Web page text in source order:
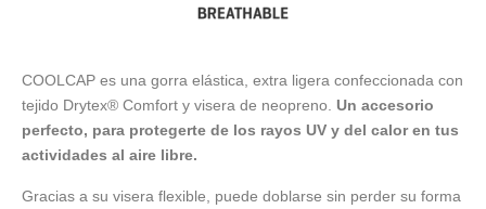
COOLCAP es una gorra elástica, extra ligera confeccionada con
tejido Drytex® Comfort y visera de neopreno. Un accesorio
perfecto, para protegerte de los rayos UV y del calor en tus
actividades al aire libre.
Gracias a su visera flexible, puede doblarse sin perder su forma